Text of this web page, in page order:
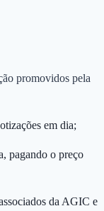
promovidos pela
em dia;
pagando o preço
da AGIC e